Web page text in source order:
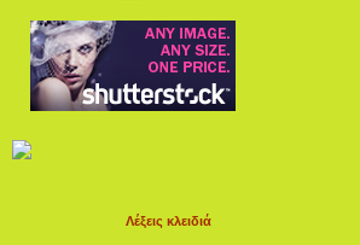
Λέξεις κλειδιά